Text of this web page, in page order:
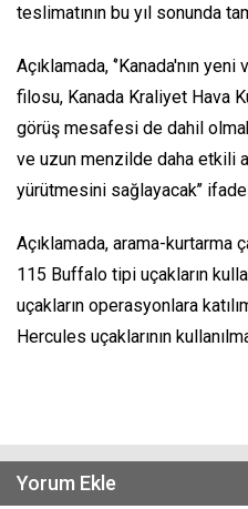
teslimatının bu yıl sonunda
Açıklamada, ‘’Kanada'nın
filosu, Kanada Kraliyet Hava
görüş mesafesi de dahil
ve uzun menzilde daha etkili
yürütmesini sağlayacak’’
Açıklamada, arama-kurtarma
115 Buffalo tipi uçakların
uçakların operasyonlara
Hercules uçaklarının
Yorum Ekle